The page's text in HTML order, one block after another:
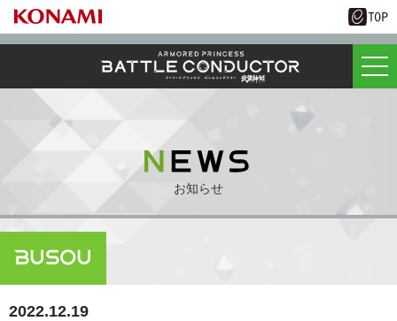
お知らせ
2022.12.19